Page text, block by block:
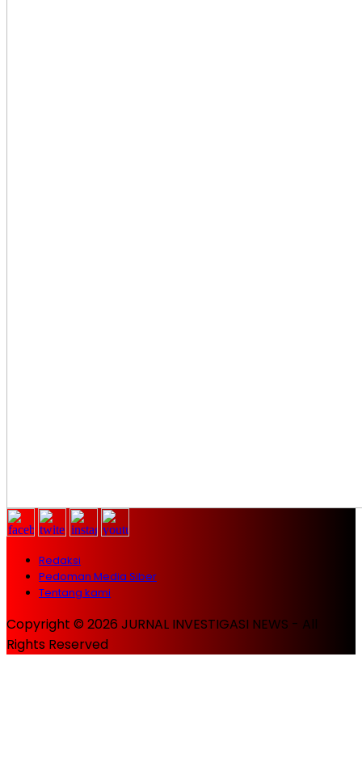
Redaksi
Pedoman Media Siber
Tentang kami
Copyright © 2026 JURNAL INVESTIGASI NEWS - All
Rights Reserved